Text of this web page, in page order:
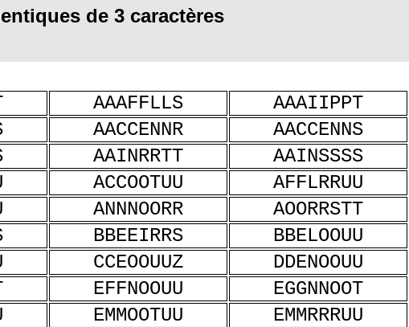
de 3 caractères
AAAFFLLS
AAAIIPPT
AACCENNR
AACCENNS
AAINRRTT
AAINSSSS
ACCOOTUU
AFFLRRUU
ANNNOORR
AOORRSTT
BBEEIRRS
BBELOOUU
CCEOOUUZ
DDENOOUU
EFFNOOUU
EGGNNOOT
EMMOOTUU
EMMRRRUU